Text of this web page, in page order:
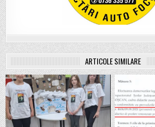
ARTICOLE SIMILARE